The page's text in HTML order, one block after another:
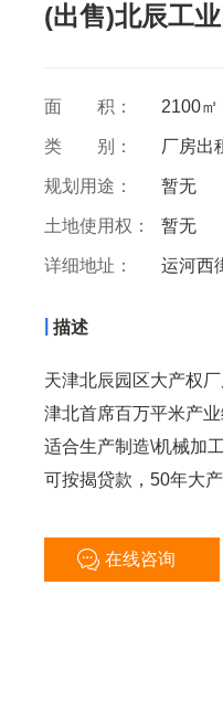
(出售)北辰工
面 积： 2100㎡
类 别： 厂房出
规划用途： 暂无
土地使用权： 暂无
详细地址： 运河西
描述
天津北辰园区大产权
津北首席百万平米产
适合生产制造\机械加
可按揭贷款，50年大产
在线咨询